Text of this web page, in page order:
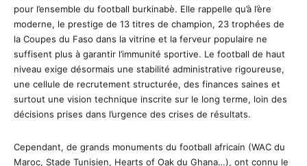
pour l’ensemble du football burkinabè. Elle rappelle qu’à l’ère
moderne, le prestige de 13 titres de champion, 23 trophées de
la Coupes du Faso dans la vitrine et la ferveur populaire ne
suffisent plus à garantir l’immunité sportive. Le football de haut
niveau exige désormais une stabilité administrative rigoureuse,
une cellule de recrutement structurée, des finances saines et
surtout une vision technique inscrite sur le long terme, loin des
décisions prises dans l’urgence des crises de résultats.
Cependant, de grands monuments du football africain (WAC du
Maroc, Stade Tunisien, Hearts of Oak du Ghana…), ont connu le